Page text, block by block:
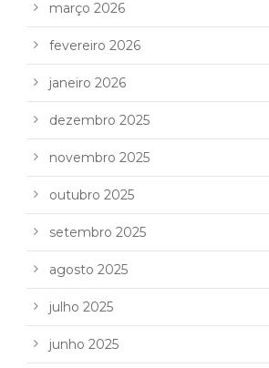
março 2026
fevereiro 2026
janeiro 2026
dezembro 2025
novembro 2025
outubro 2025
setembro 2025
agosto 2025
julho 2025
junho 2025